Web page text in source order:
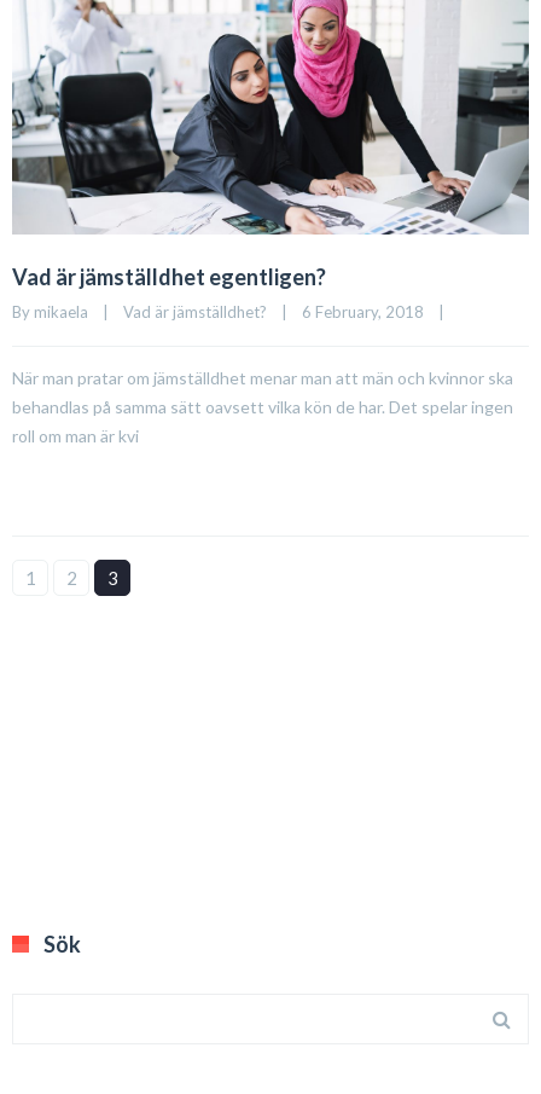
Vad är jämställdhet egentligen?
By mikaela Vad är jämställdhet? 6 February, 2018
När man pratar om jämställdhet menar man att män och kvinnor ska
behandlas på samma sätt oavsett vilka kön de har. Det spelar ingen
roll om man är kvi
1 2 3
Sök